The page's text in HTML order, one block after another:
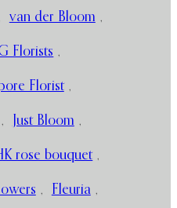
van der Bloom ,
Florists ,
Florist ,
, Just Bloom ,
rose bouquet ,
, Fleuria ,